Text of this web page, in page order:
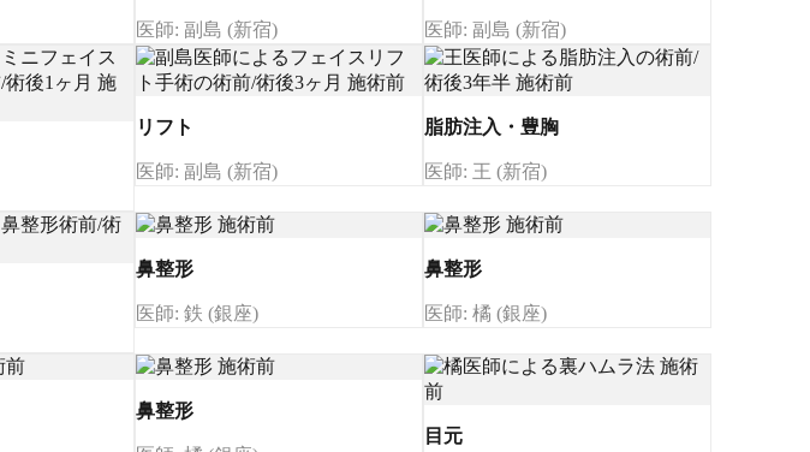
医師: 副島 (新宿) 医師: 副島 (新宿)
リフト
医師: 副島 (新宿)
脂肪注入・豊胸
医師: 王 (新宿)
鼻整形
医師: 鉄 (銀座)
鼻整形
医師: 橘 (銀座)
鼻整形
目元